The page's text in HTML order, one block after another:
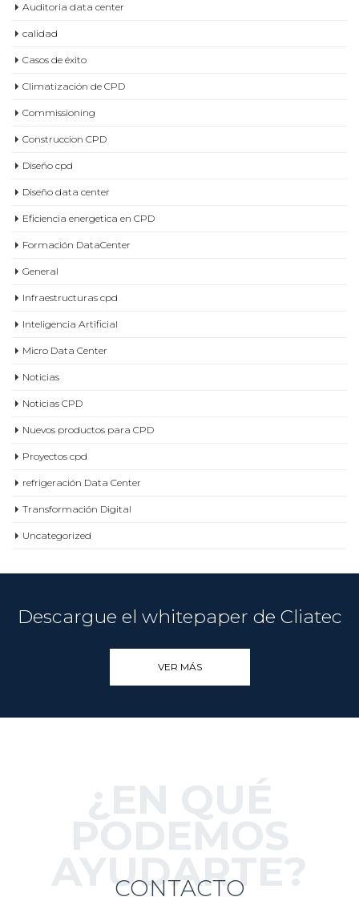
Auditoria data center
calidad
Casos de éxito
Climatización de CPD
Commissioning
Construccion CPD
Diseño cpd
Diseño data center
Eficiencia energetica en CPD
Formación DataCenter
General
Infraestructuras cpd
Inteligencia Artificial
Micro Data Center
Noticias
Noticias CPD
Nuevos productos para CPD
Proyectos cpd
refrigeración Data Center
Transformación Digital
Uncategorized
Descargue el whitepaper de Cliatec
VER MÁS
AYUDARTE?
CONTACTO